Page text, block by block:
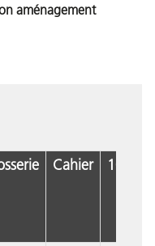
aménagement
Cahier 1000